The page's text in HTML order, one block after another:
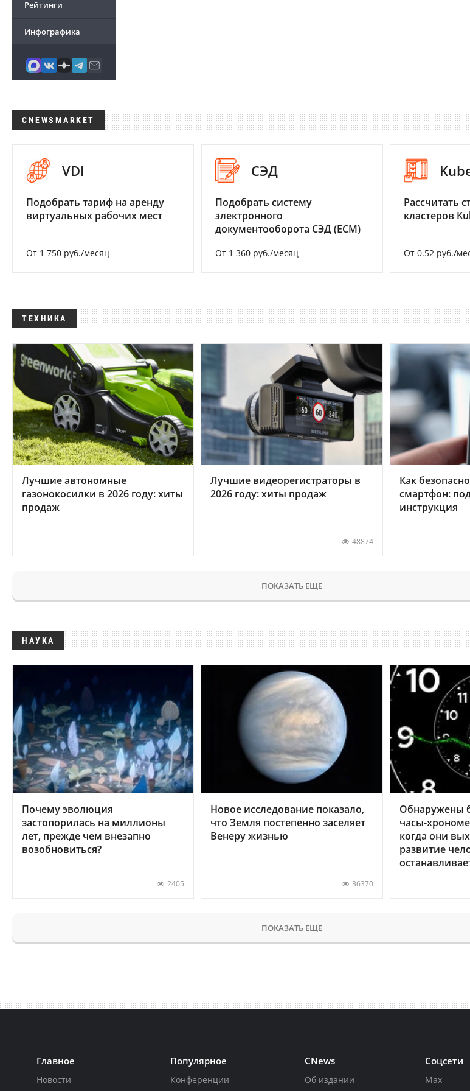
Рейтинги
Инфографика
CNEWSMARKET
VDI
Подобрать тариф на аренду
виртуальных рабочих мест
От 1 750 руб./месяц
СЭД
Подобрать систему
электронного
документооборота СЭД (ECM)
От 1 360 руб./месяц
Рассчитать
кластеров
От 0.52 руб./
ТЕХНИКА
Лучшие автономные
газонокосилки в 2026 году: хиты
продаж
Лучшие видеорегистраторы в
2026 году: хиты продаж
48874
Как
смартфон:
инструкция
ПОКАЗАТЬ ЕЩЕ
НАУКА
Почему эволюция
застопорилась на миллионы
лет, прежде чем внезапно
возобновиться?
2405
Новое исследование показало,
что Земля постепенно заселяет
Венеру жизнью
36370
Обнаружены
часы-
когда они
развитие
ПОКАЗАТЬ ЕЩЕ
Главное
Новости
Популярное
Конференции
CNews
Об издании
Соцсети
Max